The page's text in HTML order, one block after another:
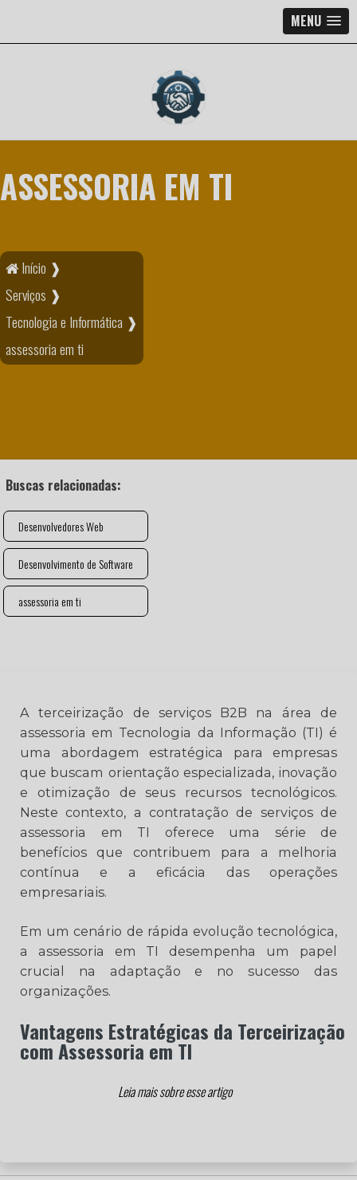
MENU
ASSESSORIA EM TI
Início ❱
Serviços ❱
Tecnologia e Informática ❱
assessoria em ti
Buscas relacionadas:
Desenvolvedores Web
Desenvolvimento de Software
assessoria em ti
A terceirização de serviços B2B na área de
assessoria em Tecnologia da Informação (TI) é
uma abordagem estratégica para empresas
que buscam orientação especializada, inovação
e otimização de seus recursos tecnológicos.
Neste contexto, a contratação de serviços de
assessoria em TI oferece uma série de
benefícios que contribuem para a melhoria
contínua e a eficácia das operações
empresariais.
Em um cenário de rápida evolução tecnológica,
a assessoria em TI desempenha um papel
crucial na adaptação e no sucesso das
organizações.
Vantagens Estratégicas da Terceirização
com Assessoria em TI